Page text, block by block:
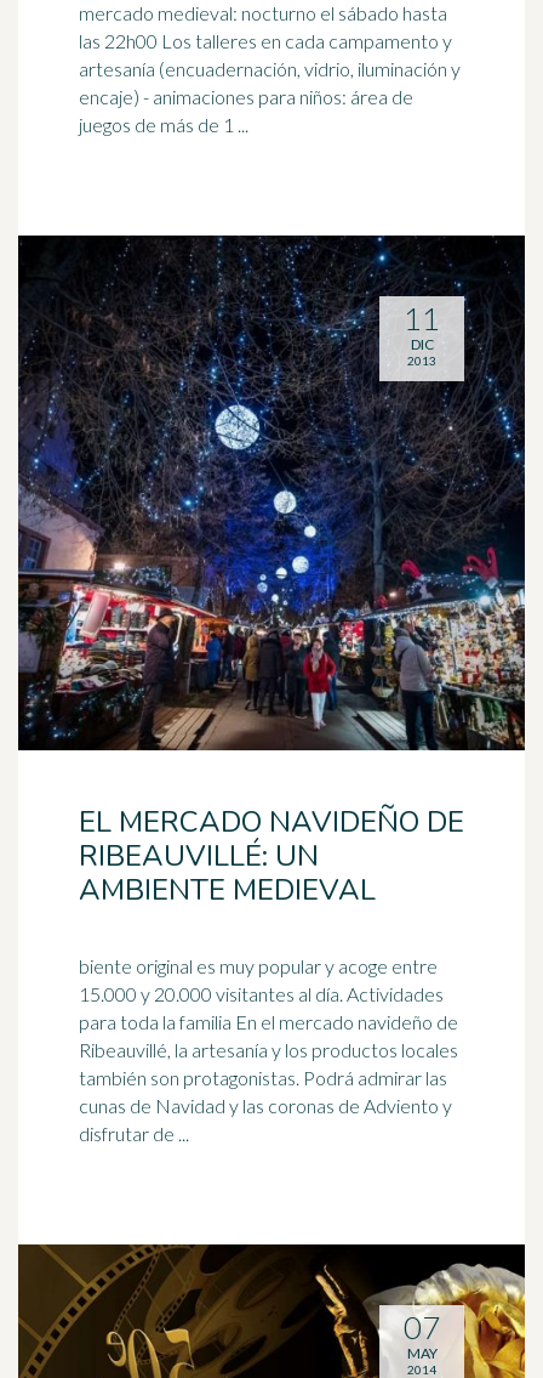
mercado medieval: nocturno el sábado hasta
las 22h00 Los talleres en cada campamento y
artesanía (encuadernación, vidrio, iluminación y
encaje) - animaciones para niños: área de
juegos de más de 1 ...
EL MERCADO NAVIDEÑO DE
RIBEAUVILLÉ: UN
AMBIENTE MEDIEVAL
biente original es muy popular y acoge entre
15.000 y 20.000 visitantes al día. Actividades
para toda la familia En el mercado navideño de
Ribeauvillé, la artesanía y los productos locales
también son protagonistas. Podrá admirar las
cunas de Navidad y las coronas de Adviento y
disfrutar de ...
11
DIC
2013
07
MAY
2014